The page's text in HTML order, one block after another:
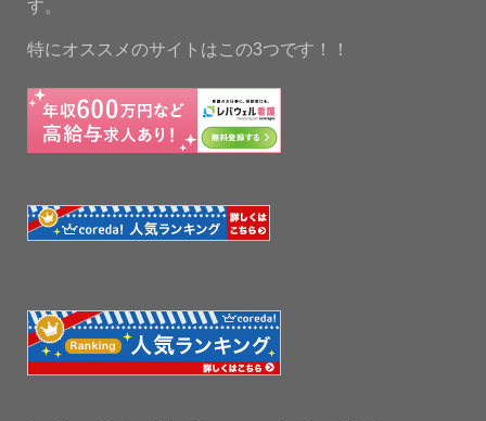
す。
特にオススメのサイトはこの3つです！！